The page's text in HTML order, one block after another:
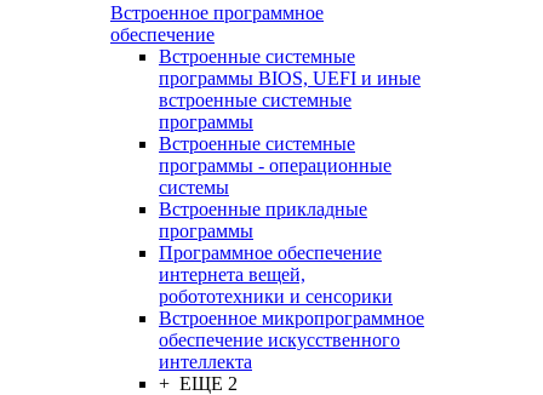
Встроенное программное
обеспечение
Встроенные системные
программы BIOS, UEFI и иные
встроенные системные
программы
Встроенные системные
программы - операционные
системы
Встроенные прикладные
программы
Программное обеспечение
интернета вещей,
робототехники и сенсорики
Встроенное микропрограммное
обеспечение искусственного
интеллекта
+ ЕЩЕ 2